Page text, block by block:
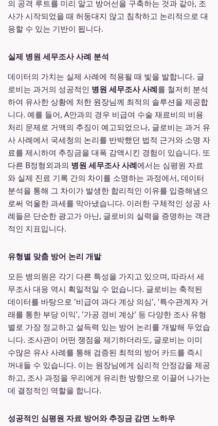
의 공격 루트를 미리 알고 방어선을 구축하는 것과 같아, 조
사가 시작되었을 때 허둥대지 않고 침착하고 논리적으로 대
응할 수 있는 기반이 됩니다.
실제 병원 세무조사 사례 분석
데이터의 가치는 실제 사례에 적용될 때 빛을 발합니다. 글
로비는 과거의 성공적인 병원 세무조사 사례를 철저히 분석
하여 유사한 상황에 처한 원장님께 최적의 솔루션을 제공합
니다. 예를 들어, A안과의 경우 비급여 수술 재료비의 비용
처리 문제로 거액의 추징이 예고되었으나, 글로비는 과거 유
사 사례에서 국세청의 논리를 반박했던 법적 근거와 소명 자
료를 제시하여 추징금을 대폭 감액시킨 경험이 있습니다. 또
다른 B정형외과의 병원 세무조사 사례에서는 심평원 자료
와 실제 진료 기록 간의 차이를 소명하는 과정에서, 데이터
분석을 통해 그 차이가 발생한 합리적인 이유를 입증해냄으
로써 억울한 과세를 막아냈습니다. 이러한 구체적인 성공 사
례들은 단순한 광고가 아닌, 글로비의 실력을 증명하는 객관
적인 지표입니다.
유형별 맞춤 방어 논리 개발
모든 병의원은 각기 다른 특성을 가지고 있으며, 따라서 세
무조사 대응 역시 획일적일 수 없습니다. 글로비는 축적된
데이터를 바탕으로 '비급여 과다 계상 의심', '특수관계자 거
래를 통한 부당 이익', '가공 경비 계상' 등 다양한 조사 유형
별로 가장 정교하고 설득력 있는 방어 논리를 개발해 두었습
니다. 조사관이 어떤 쟁점을 제기하더라도, 글로비는 이미
수많은 유사 사례를 통해 검증된 최적의 방어 카드를 즉시
꺼내들 수 있습니다. 이는 원장님에게 심리적 안정감을 제공
하고, 조사 과정을 우리에게 유리한 방향으로 이끌어 나가는
데 결정적인 역할을 합니다.
성공적인 심평원 자료 방어와 추징금 감면 노하우